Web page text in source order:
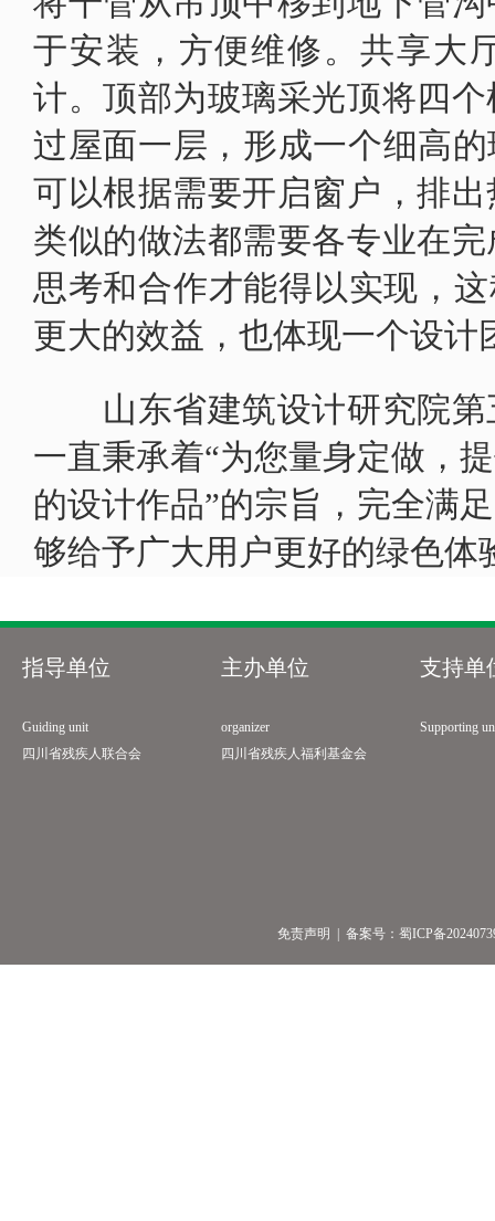
于安装，方便维修。共享大
计。顶部为玻璃采光顶将四
过屋面一层，形成一个细高
可以根据需要开启窗户，排
类似的做法都需要各专业在
思考和合作才能得以实现，
更大的效益，也体现一个设计
山东省建筑设计研究院第
一直秉承着“为您量身定做，
的设计作品”的宗旨，完全满
够给予广大用户更好的绿色体
指导单位
Guiding unit
四川省残疾人联合会
主办单位
organizer
四川省残疾人福利基金会
支持单
Supporting
免责声明 | 备案号： 蜀ICP备